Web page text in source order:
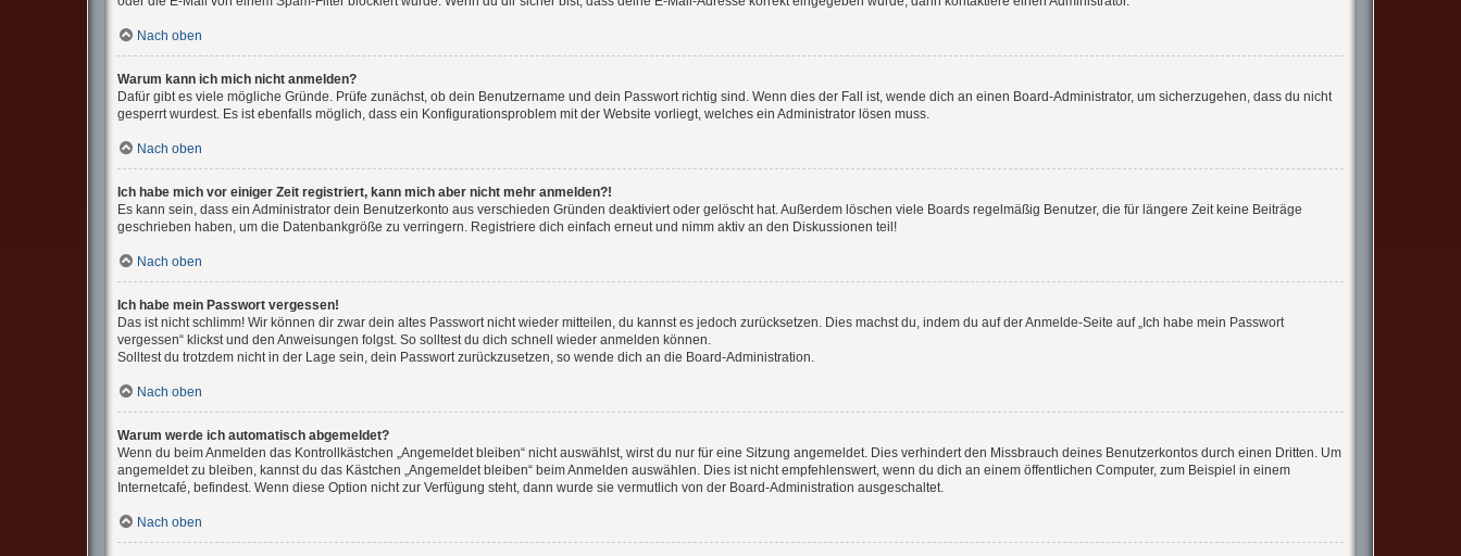
Nach oben
Warum kann ich mich nicht anmelden?
Dafür gibt es viele mögliche Gründe. Prüfe zunächst, ob dein Benutzername und dein Passwort richtig sind. Wenn dies der Fall ist, wende dich an einen Board-Administrator, um sicherzugehen, dass du nicht
gesperrt wurdest. Es ist ebenfalls möglich, dass ein Konfigurationsproblem mit der Website vorliegt, welches ein Administrator lösen muss.
Nach oben
Ich habe mich vor einiger Zeit registriert, kann mich aber nicht mehr anmelden?!
Es kann sein, dass ein Administrator dein Benutzerkonto aus verschieden Gründen deaktiviert oder gelöscht hat. Außerdem löschen viele Boards regelmäßig Benutzer, die für längere Zeit keine Beiträge
geschrieben haben, um die Datenbankgröße zu verringern. Registriere dich einfach erneut und nimm aktiv an den Diskussionen teil!
Nach oben
Ich habe mein Passwort vergessen!
Das ist nicht schlimm! Wir können dir zwar dein altes Passwort nicht wieder mitteilen, du kannst es jedoch zurücksetzen. Dies machst du, indem du auf der Anmelde-Seite auf „Ich habe mein Passwort
vergessen“ klickst und den Anweisungen folgst. So solltest du dich schnell wieder anmelden können.
Solltest du trotzdem nicht in der Lage sein, dein Passwort zurückzusetzen, so wende dich an die Board-Administration.
Nach oben
Warum werde ich automatisch abgemeldet?
Wenn du beim Anmelden das Kontrollkästchen „Angemeldet bleiben“ nicht auswählst, wirst du nur für eine Sitzung angemeldet. Dies verhindert den Missbrauch deines Benutzerkontos durch einen Dritten. Um
angemeldet zu bleiben, kannst du das Kästchen „Angemeldet bleiben“ beim Anmelden auswählen. Dies ist nicht empfehlenswert, wenn du dich an einem öffentlichen Computer, zum Beispiel in einem
Internetcafé, befindest. Wenn diese Option nicht zur Verfügung steht, dann wurde sie vermutlich von der Board-Administration ausgeschaltet.
Nach oben